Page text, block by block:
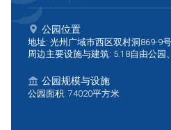
주
통
公园位置
地址: 光州广域市西区双村洞869-9
周边主要设施与建筑: 5.18自由公园
公园规模与设施
公园面积: 74020平方米